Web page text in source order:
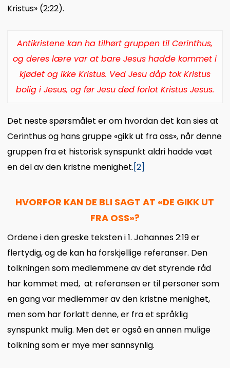
Kristus» (2:22).
Antikristene kan ha tilhørt gruppen til Cerinthus,
og deres lære var at bare Jesus hadde kommet i
kjødet og ikke Kristus. Ved Jesu dåp tok Kristus
bolig i Jesus, og før Jesu død forlot Kristus Jesus.
Det neste spørsmålet er om hvordan det kan sies at
Cerinthus og hans gruppe «gikk ut fra oss», når denne
gruppen fra et historisk synspunkt aldri hadde væt
en del av den kristne menighet.[2]
HVORFOR KAN DE BLI SAGT AT «DE GIKK UT
FRA OSS»?
Ordene i den greske teksten i 1. Johannes 2:19 er
flertydig, og de kan ha forskjellige referanser. Den
tolkningen som medlemmene av det styrende råd
har kommet med, at referansen er til personer som
en gang var medlemmer av den kristne menighet,
men som har forlatt denne, er fra et språklig
synspunkt mulig. Men det er også en annen mulige
tolkning som er mye mer sannsynlig.